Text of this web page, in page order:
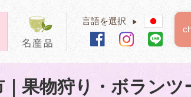
言語を選択 ▶
｜果物狩り・ボランツ